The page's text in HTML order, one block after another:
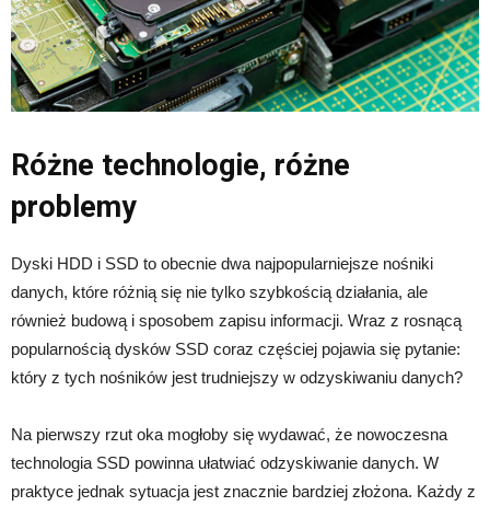
Różne technologie, różne
problemy
Dyski HDD i SSD to obecnie dwa najpopularniejsze nośniki
danych, które różnią się nie tylko szybkością działania, ale
również budową i sposobem zapisu informacji. Wraz z rosnącą
popularnością dysków SSD coraz częściej pojawia się pytanie:
który z tych nośników jest trudniejszy w odzyskiwaniu danych?
Na pierwszy rzut oka mogłoby się wydawać, że nowoczesna
technologia SSD powinna ułatwiać odzyskiwanie danych. W
praktyce jednak sytuacja jest znacznie bardziej złożona. Każdy z